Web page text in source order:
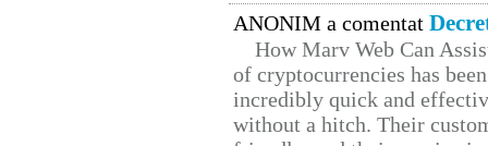
ANONIM a comentat
How Marv Web Can
of cryptocurrencies has
incredibly quick and
without a hitch. Their